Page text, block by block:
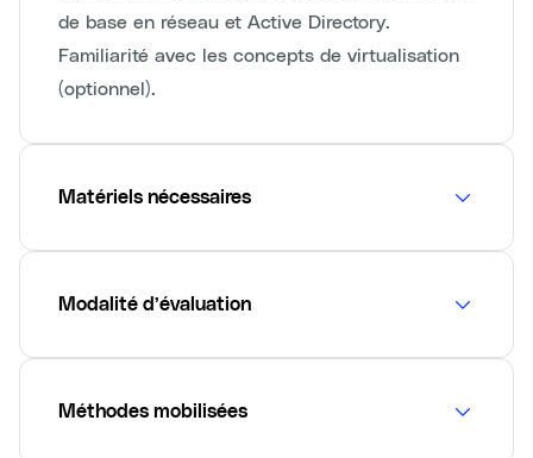
de base en réseau et Active Directory.
Familiarité avec les concepts de virtualisation
(optionnel).
Matériels nécessaires
Modalité d’évaluation
Méthodes mobilisées